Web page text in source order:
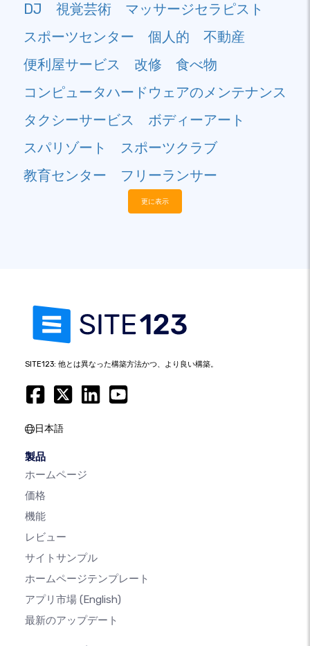
DJ
視覚芸術
マッサージセラピスト
スポーツセンター
個人的
不動産
便利屋サービス
改修
食べ物
コンピュータハードウェアのメンテナンス
タクシーサービス
ボディーアート
スパリゾート
スポーツクラブ
教育センター
フリーランサー
更に表示
SITE123: 他とは異なった構築方法かつ、より良い構築。
日本語
製品
ホームページ
価格
機能
レビュー
サイトサンプル
ホームページテンプレート
アプリ市場 (English)
最新のアップデート